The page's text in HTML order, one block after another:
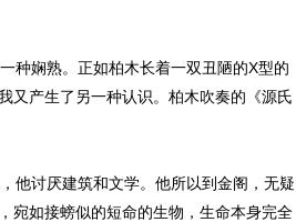
种娴熟。正如柏木长着一双丑陋的X型的
又产生了另一种认识。柏木吹奏的《源氏
他讨厌建筑和文学。他所以到金阁，无疑
宛如接螃似的短命的生物，生命本身完全